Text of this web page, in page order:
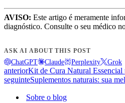
AVISO: Este artigo é meramente
diagnóstico. Consulte o seu médico
ASK AI ABOUT THIS POST
ChatGPT Claude Perplexity Grok
anteriorKit de Cura Natural Essencial
seguinteSuplementos naturais: sua
Sobre o blog